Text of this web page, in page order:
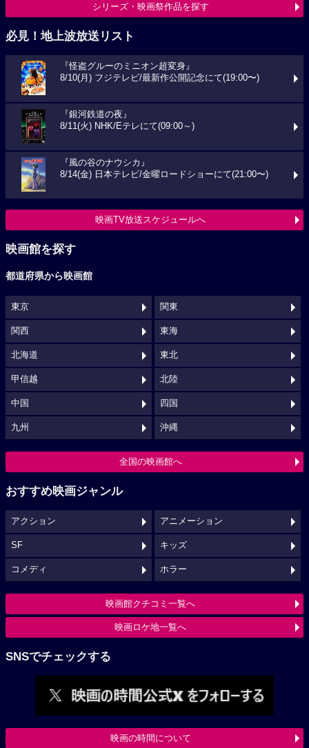
シリーズ・映画祭作品を探す
必見！地上波放送リスト
『怪盗グルーのミニオン超変身』
8/10(月) フジテレビ/最新作公開記念にて(19:00〜)
『銀河鉄道の夜』
8/11(火) NHK/Eテレにて(09:00～)
『風の谷のナウシカ』
8/14(金) 日本テレビ/金曜ロードショーにて(21:00〜)
映画TV放送スケジュールへ
映画館を探す
都道府県から映画館
東京 関東
関西 東海
北海道 東北
甲信越 北陸
中国 四国
九州 沖縄
全国の映画館へ
おすすめ映画ジャンル
アクション アニメーション
SF キッズ
コメディ ホラー
映画館クチコミ一覧へ
映画ロケ地一覧へ
SNSでチェックする
映画の時間について